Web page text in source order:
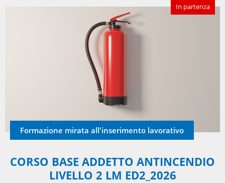
In partenza
Formazione mirata all'inserimento lavorativo
CORSO BASE ADDETTO ANTINCENDIO
LIVELLO 2 LM ED2_2026